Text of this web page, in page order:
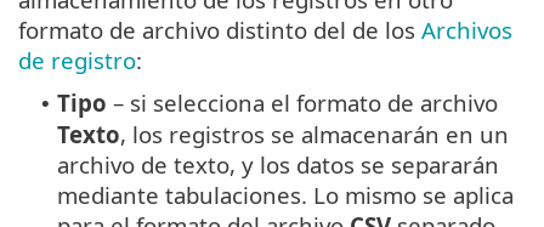
formato de archivo distinto del de los Archivos
de registro:
• Tipo – si selecciona el formato de archivo
Texto, los registros se almacenarán en un
archivo de texto, y los datos se separarán
mediante tabulaciones. Lo mismo se aplica